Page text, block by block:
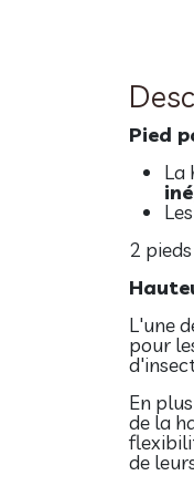
Pied
La
2
L'une
pour
En
de la
de